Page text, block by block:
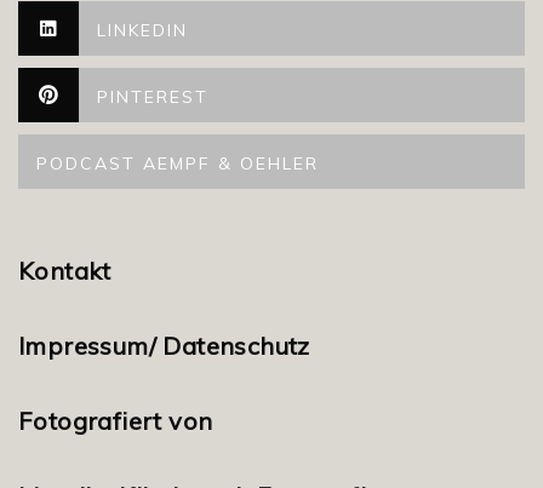
LINKEDIN
PINTEREST
PODCAST AEMPF & OEHLER
Kontakt
Impressum/ Datenschutz
Fotografiert von